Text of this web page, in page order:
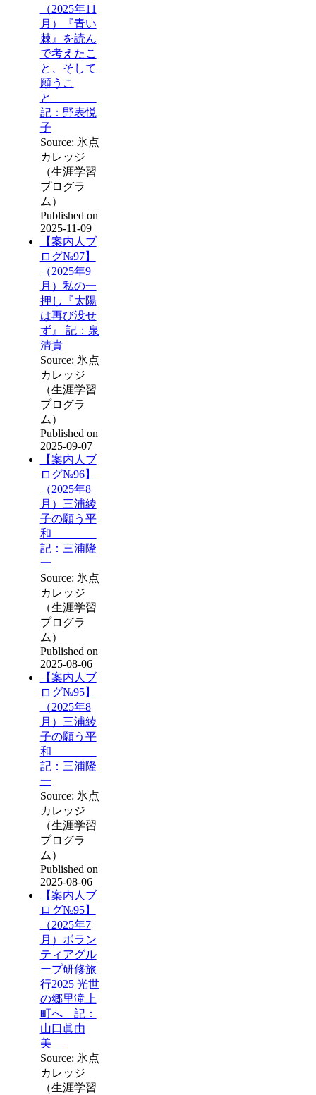
（2025年11
月）『青い
棘』を読ん
で考えたこ
と、そして
願うこ
と
記：野表悦
子
Source: 氷点
カレッジ
（生涯学習
プログラ
ム）
Published on
2025-11-09
【案内人ブ
ログ№97】
（2025年9
月）私の一
押し『太陽
は再び没せ
ず』 記：泉
清貴
Source: 氷点
カレッジ
（生涯学習
プログラ
ム）
Published on
2025-09-07
【案内人ブ
ログ№96】
（2025年8
月）三浦綾
子の願う平
和
記：三浦隆
一
Source: 氷点
カレッジ
（生涯学習
プログラ
ム）
Published on
2025-08-06
【案内人ブ
ログ№95】
（2025年8
月）三浦綾
子の願う平
和
記：三浦隆
一
Source: 氷点
カレッジ
（生涯学習
プログラ
ム）
Published on
2025-08-06
【案内人ブ
ログ№95】
（2025年7
月）ボラン
ティアグル
ープ研修旅
行2025 光世
の郷里滝上
町へ 記：
山口眞由
美
Source: 氷点
カレッジ
（生涯学習